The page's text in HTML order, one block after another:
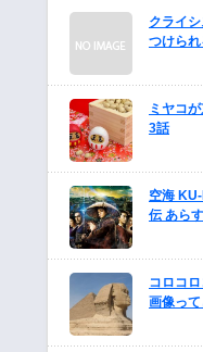
クライ
つけられ
ミヤコ
3話
空海
伝 あら
コロコ
画像っ